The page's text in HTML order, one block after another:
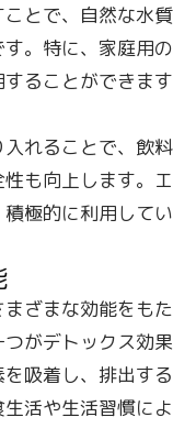
とで、自然な水
。特に、家庭用
ることができます
れることで、飲
も向上します。
極的に利用して
ざまな効能をも
がデトックス効
吸着し、排出す
活や生活習慣に